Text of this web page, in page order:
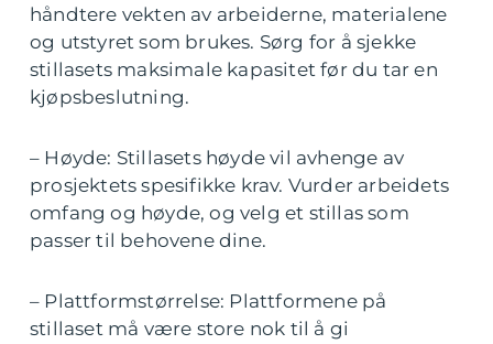
håndtere vekten av arbeiderne, materialene
og utstyret som brukes. Sørg for å sjekke
stillasets maksimale kapasitet før du tar en
kjøpsbeslutning.
– Høyde: Stillasets høyde vil avhenge av
prosjektets spesifikke krav. Vurder arbeidets
omfang og høyde, og velg et stillas som
passer til behovene dine.
– Plattformstørrelse: Plattformene på
stillaset må være store nok til å gi